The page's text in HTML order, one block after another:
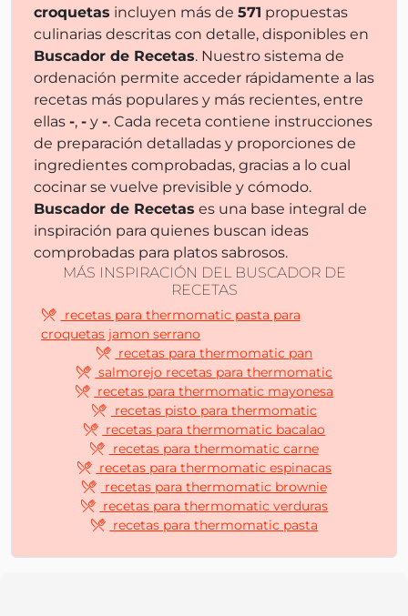
croquetas incluyen más de 571 propuestas
culinarias descritas con detalle, disponibles en
Buscador de Recetas. Nuestro sistema de
ordenación permite acceder rápidamente a las
recetas más populares y más recientes, entre
ellas -, - y -. Cada receta contiene instrucciones
de preparación detalladas y proporciones de
ingredientes comprobadas, gracias a lo cual
cocinar se vuelve previsible y cómodo.
Buscador de Recetas es una base integral de
inspiración para quienes buscan ideas
comprobadas para platos sabrosos.
MÁS INSPIRACIÓN DEL BUSCADOR DE
RECETAS
recetas para thermomatic pasta para
croquetas jamon serrano
recetas para thermomatic pan
salmorejo recetas para thermomatic
recetas para thermomatic mayonesa
recetas pisto para thermomatic
recetas para thermomatic bacalao
recetas para thermomatic carne
recetas para thermomatic espinacas
recetas para thermomatic brownie
recetas para thermomatic verduras
recetas para thermomatic pasta